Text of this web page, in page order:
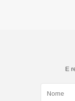
E